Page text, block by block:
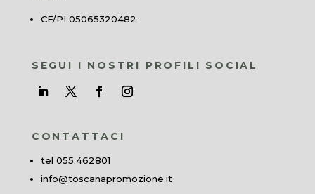
CF/PI 05065320482
SEGUI I NOSTRI PROFILI SOCIAL
CONTATTACI
tel 055.462801
info@toscanapromozione.it